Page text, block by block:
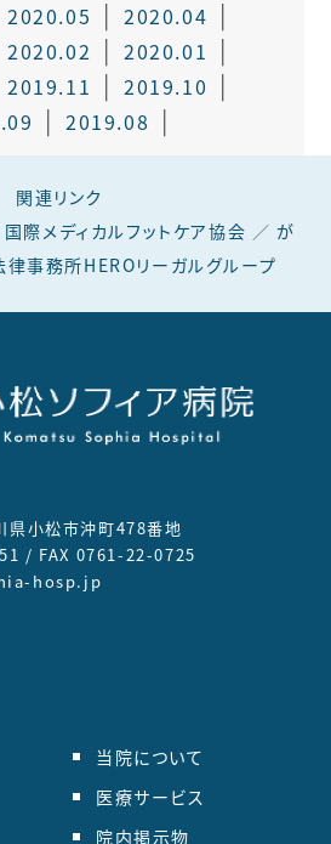
2020.05
2020.04
2020.02
2020.01
2019.11
2019.10
2019.08
関連リンク
国際メディカルフットケア協会 ／ が
律事務所HEROリーガルグループ
小松市沖町478番地
/ FAX 0761-22-0725
hosp.jp
当院について
医療サービス
院内掲示物